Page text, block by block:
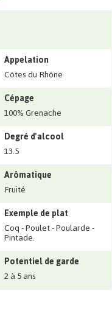
Appelation
Côtes du Rhône
Cépage
100% Grenache
Degré d'alcool
13.5
Arômatique
Fruité
Exemple de plat
Coq - Poulet - Poularde -
Pintade.
Potentiel de garde
2 à 5 ans